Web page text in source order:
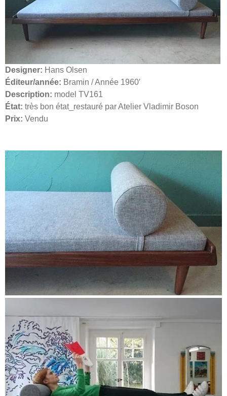
Designer: Hans Olsen
Éditeur/année: Bramin / Année 1960′
Description: model TV161
État: très bon état_restauré par Atelier Vladimir Boson
Prix: Vendu